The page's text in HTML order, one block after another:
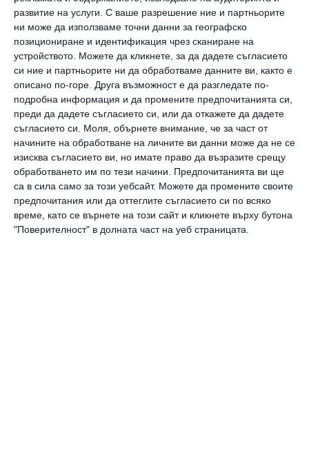
развитие на услуги. С ваше разрешение ние и партньорите
ни може да използваме точни данни за географско
позициониране и идентификация чрез сканиране на
устройството. Можете да кликнете, за да дадете съгласието
си ние и партньорите ни да обработваме данните ви, както е
описано по-горе. Друга възможност е да разгледате по-
подробна информация и да промените предпочитанията си,
преди да дадете съгласието си, или да откажете да дадете
съгласието си.
Моля, обърнете внимание, че за част от
начините на обработване на личните ви данни може да не се
изисква съгласието ви, но имате право да възразите срещу
обработването им по тези начини. Предпочитанията ви ще
са в сила само за този уебсайт. Можете да промените своите
предпочитания или да оттеглите съгласието си по всяко
време, като се върнете на този сайт и кликнете върху бутона
"Поверителност" в долната част на уеб страницата.
Владо Пенев, Захари Бахаров, Юлиан Вергов,
Иван Бърнев, Малин Кръстев, Бойко
Кръстанов, Теодора Духовникова, а
музикалната среда е създадена от маестро
Антони Дончев.
Мисията на артистите е с техните глсове
да оживеят 29 любими стихове на класици
като Ран Босилек, Валери Петров, иван
Вазов, Георги Константинов, които майки и
баби знаят на изуст.